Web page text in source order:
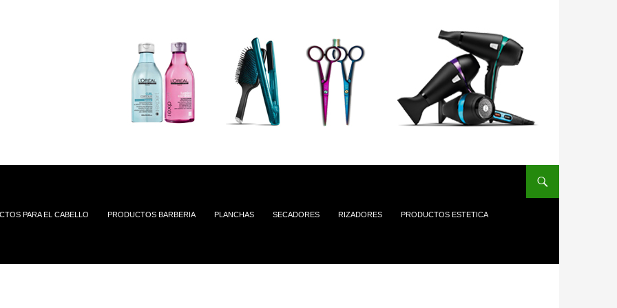
PARA EL CABELLO PRODUCTOS BARBERIA PLANCHAS SECADORES RIZADORES PRODUCTOS ESTETICA